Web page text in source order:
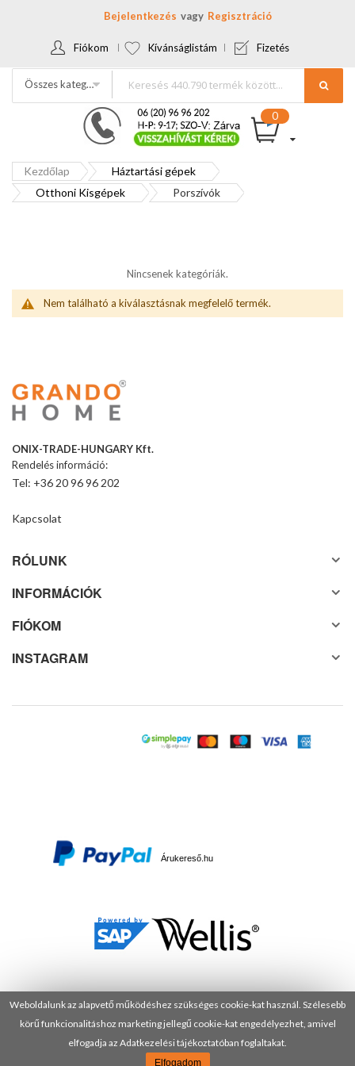
Weboldalunk az alapvető működéshez szükséges cookie-kat használ. Szélesebb
körű funkcionalitáshoz marketing jellegű cookie-kat engedélyezhet, amivel
elfogadja az Adatkezelési tájékoztatóban foglaltakat.
Elfogadom
Bejelentkezés Regisztráció
Fiókom Kívánságlistám Fizetés
Összes kategória
Kezdőlap
Háztartási gépek
Otthoni Kisgépek
Porszívók
Nincsenek kategóriák.
Nem található a kiválasztásnak megfelelő termék.
ONIX-TRADE-HUNGARY Kft.
Rendelés információ:
Tel: +36 20 96 96 202
Kapcsolat
RÓLUNK
INFORMÁCIÓK
FIÓKOM
INSTAGRAM
Árukereső.hu
© 2025 Minden jog fenntartva! DANUSA Hungary Kft.